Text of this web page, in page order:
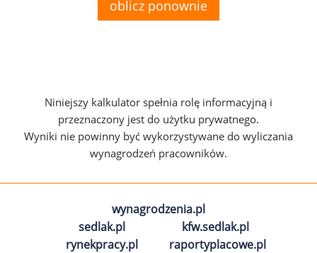
oblicz ponownie
Niniejszy kalkulator spełnia rolę informacyjną i
przeznaczony jest do użytku prywatnego.
Wyniki nie powinny być wykorzystywane do wyliczania
wynagrodzeń pracowników.
wynagrodzenia.pl
sedlak.pl
kfw.sedlak.pl
rynekpracy.pl
raportyplacowe.pl